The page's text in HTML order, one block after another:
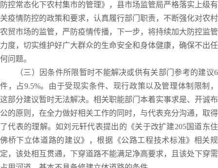
防控常态化下农村集市的管理》，县市场监管局严格落实上级有
关疫情防控的政策和要求，认真履行部门职责，不断强化对农村
农贸市场的监管，严防疫情传播，下一步，将持续加大防控监管
力度，切实维护好广大群众的生命安全和身体健康，确保不出任
何问题。
（三）因条件所限暂时不能解决或供有关部门参考的建议6
件，占9.5%。由于受现实条件、现行政策以及管理体制限制，
这部分建议暂时无法解决。相关职能部门本着实事求是、开诚布
公的原则，在全力做好相关工作的同时，与代表充分沟通，取得
了代表的理解。如刘元轩代表提出的《关于改扩建205国道东住
佛桥下立体道路的建议》，根据《公路工程技术标准》相关规
定，该处相互贯通，下穿道路不能满足净高要求，且该处下穿需